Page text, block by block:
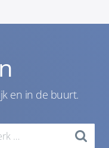
en in de buurt.